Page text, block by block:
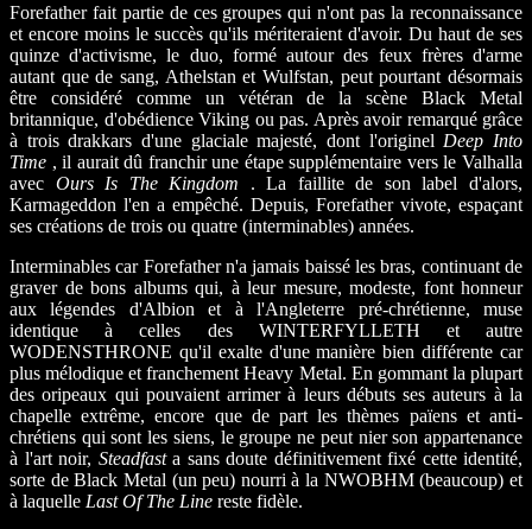
Forefather fait partie de ces groupes qui n'ont pas la reconnaissance
et encore moins le succès qu'ils mériteraient d'avoir. Du haut de ses
quinze d'activisme, le duo, formé autour des feux frères d'arme
autant que de sang, Athelstan et Wulfstan, peut pourtant désormais
être considéré comme un vétéran de la scène Black Metal
britannique, d'obédience Viking ou pas. Après avoir remarqué grâce
à trois drakkars d'une glaciale majesté, dont l'originel Deep Into
Time , il aurait dû franchir une étape supplémentaire vers le Valhalla
avec Ours Is The Kingdom . La faillite de son label d'alors,
Karmageddon l'en a empêché. Depuis, Forefather vivote, espaçant
ses créations de trois ou quatre (interminables) années.
Interminables car Forefather n'a jamais baissé les bras, continuant de
graver de bons albums qui, à leur mesure, modeste, font honneur
aux légendes d'Albion et à l'Angleterre pré-chrétienne, muse
identique à celles des WINTERFYLLETH et autre
WODENSTHRONE qu'il exalte d'une manière bien différente car
plus mélodique et franchement Heavy Metal. En gommant la plupart
des oripeaux qui pouvaient arrimer à leurs débuts ses auteurs à la
chapelle extrême, encore que de part les thèmes païens et anti-
chrétiens qui sont les siens, le groupe ne peut nier son appartenance
à l'art noir, Steadfasta sans doute définitivement fixé cette identité,
sorte de Black Metal (un peu) nourri à la NWOBHM (beaucoup) et
à laquelle Last Of The Line reste fidèle.